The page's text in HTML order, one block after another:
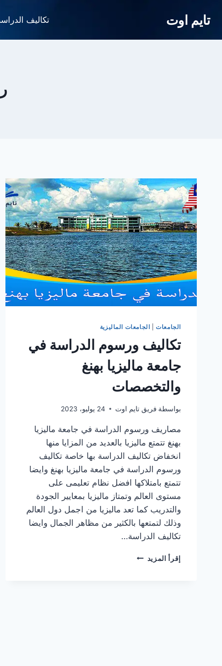
تايم اوت تكاليف
الجامعات| الجامعات الماليزية
تكاليف ورسوم الدراسة في
جامعة ماليزيا بهنغ
والتخصصات
بواسطة فريق تايم اوت 24 يوليو، 2023
مصاريف ورسوم الدراسة في جامعة ماليزيا
بهنغ تتمتع ماليزيا بالعديد من المزايا منها
انخفاض تكاليف الدراسة بها خاصة تكاليف
ورسوم الدراسة في جامعة ماليزيا بهنغ وايضا
تتمتع بامتلاكها افضل نظام تعليمى على
مستوى العالم وتمتاز ماليزيا بمعايير الجودة
والتدريب كما تعد ماليزيا من اجمل دول العالم
وذلك لتمتعها بالكثير من مظاهر الجمال وايضا
تكاليف الدراسة…
إقرأ المزيد تكاليف